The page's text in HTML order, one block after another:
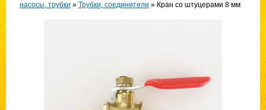
насосы, трубки » Трубки, соединители » Кран со штуцерами 8 мм